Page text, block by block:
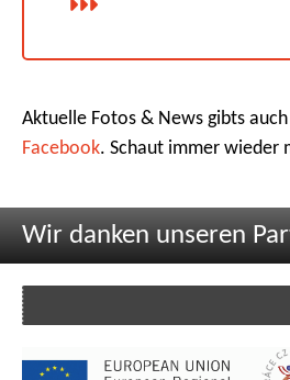
Aktuelle Fotos & News gibts
Facebook. Schaut immer wieder
Wir danken unseren